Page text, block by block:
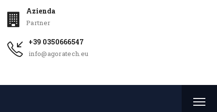
Azienda
Partner
+39 0350666547
info@agoratech.eu